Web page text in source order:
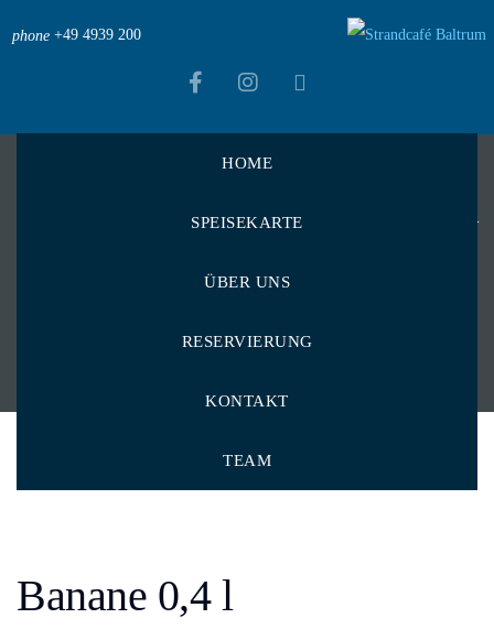
phone +49 4939 200
HOME
SPEISEKARTE
ÜBER UNS
RESERVIERUNG
KONTAKT
TEAM
> Menu Items
>
Banane 0,4 l
Banane 0,4 l